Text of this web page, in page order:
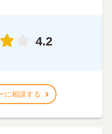
4.2
に相談する